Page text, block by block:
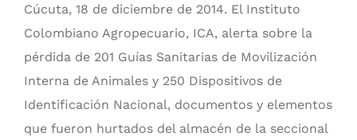
Cúcuta, 18 de diciembre de 2014. El Instituto
Colombiano Agropecuario, ICA, alerta sobre la
pérdida de 201 Guías Sanitarias de Movilización
Interna de Animales y 250 Dispositivos de
Identificación Nacional, documentos y elementos
que fueron hurtados del almacén de la seccional